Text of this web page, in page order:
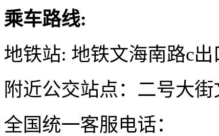
乘车路线:
地铁站: 地铁文海南路c出
附近公交站点：二号大
全国统一客服电话：